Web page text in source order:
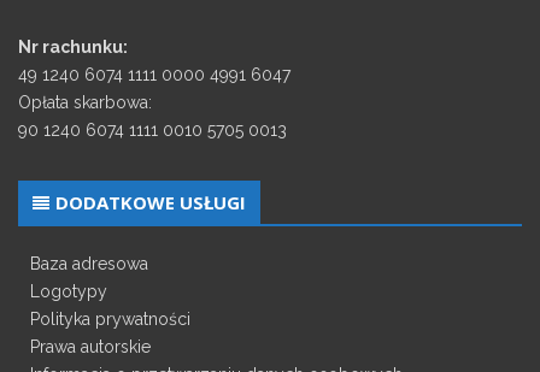
Nr rachunku:
49 1240 6074 1111 0000 4991 6047
Opłata skarbowa:
90 1240 6074 1111 0010 5705 0013
DODATKOWE USŁUGI
Baza adresowa
Logotypy
Polityka prywatności
Prawa autorskie